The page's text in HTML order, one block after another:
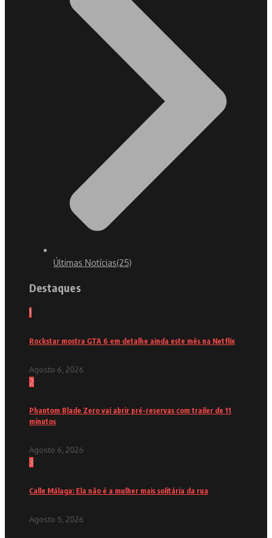
Últimas Notícias(25)
Destaques
1
Rockstar mostra GTA 6 em detalhe ainda este mês na Netflix
Agosto 6, 2026
2
Phantom Blade Zero vai abrir pré-reservas com trailer de 11
minutos
Agosto 6, 2026
3
Calle Málaga: Ela não é a mulher mais solitária da rua
Agosto 5, 2026